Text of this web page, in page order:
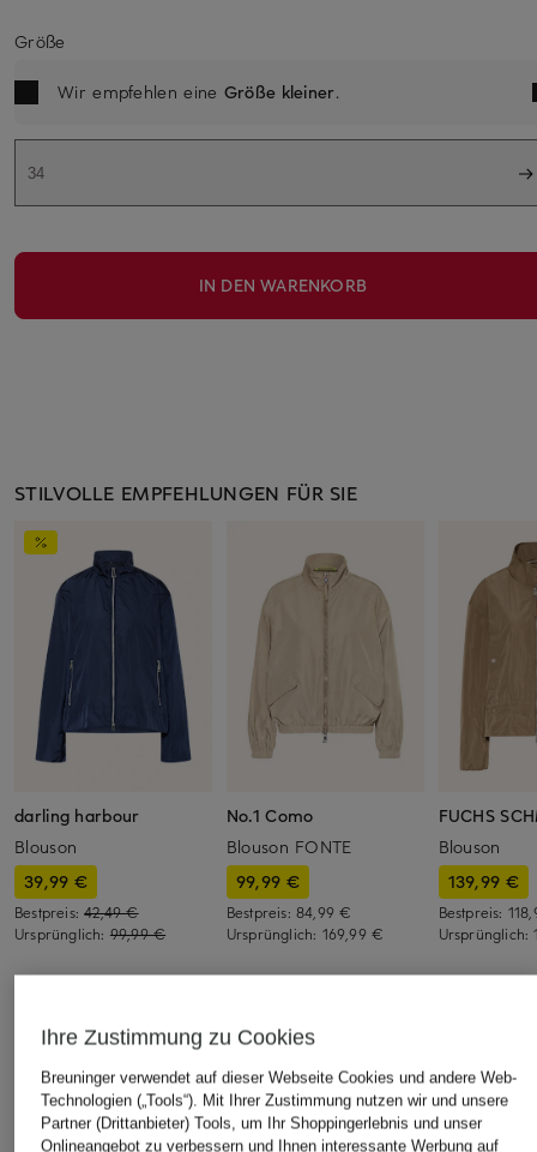
Größe
Wir empfehlen eine Größe kleiner.
34
IN DEN WARENKORB
STILVOLLE EMPFEHLUNGEN FÜR SIE
darling harbour
Blouson
39,99 €
Bestpreis:42,49 €
Ursprünglich: 99,99 €
No.1 Como
Blouson FONTE
99,99 €
Bestpreis: 84,99 €
Ursprünglich: 169,99 €
FUCHS
Blouson
139,99 €
Bestpreis:
Ursprünglich:
ÄHNLICHE ARTIKEL ENTDECKEN
Ihre Zustimmung zu Cookies
Breuninger verwendet auf dieser Webseite Cookies und andere Web-
Technologien („Tools“). Mit Ihrer Zustimmung nutzen wir und unsere
Partner (Drittanbieter) Tools, um Ihr Shoppingerlebnis und unser
Onlineangebot zu verbessern und Ihnen interessante Werbung auf